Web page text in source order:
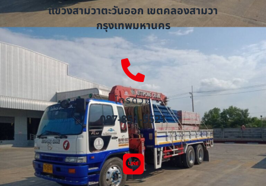
แขวงสามวาตะวันออก เขตคลองสามวา
กรุงเทพมหานคร
โทรด่วน
087-851-5521